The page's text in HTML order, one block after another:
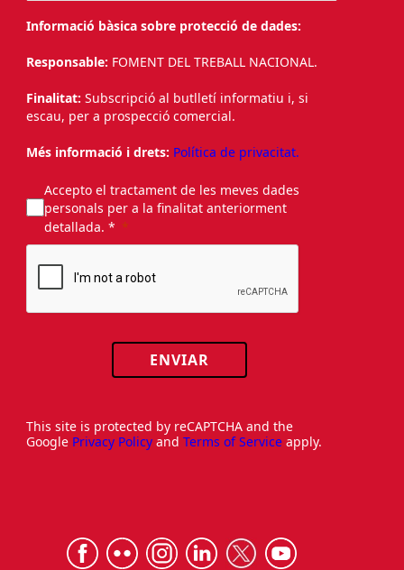
Informació bàsica sobre protecció de dades:
Responsable: FOMENT DEL TREBALL NACIONAL.
Finalitat: Subscripció al butlletí informatiu i, si
escau, per a prospecció comercial.
Més informació i drets: Política de privacitat.
Accepto el tractament de les meves dades
personals per a la finalitat anteriorment
detallada. *
ENVIAR
This site is protected by reCAPTCHA and the
Google Privacy Policy and Terms of Service apply.